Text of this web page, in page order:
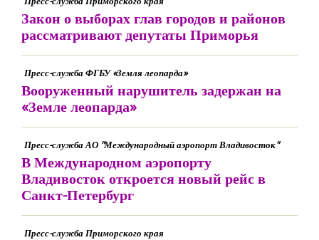
Закон о выборах глав городов и районов
рассматривают депутаты Приморья
Пресс-служба ФГБУ «Земля леопарда»
Вооруженный нарушитель задержан на
«Земле леопарда»
Пресс-служба АО "Международный аэропорт Владивосток"
В Международном аэропорту
Владивосток откроется новый рейс в
Санкт-Петербург
Пресс-служба Приморского края